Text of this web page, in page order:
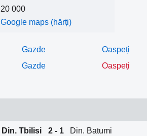
20 000
Google maps (hărți)
Gazde
Oaspeți
Gazde Oaspeți
Din. Tbilisi 2 - 1
Din. Batumi